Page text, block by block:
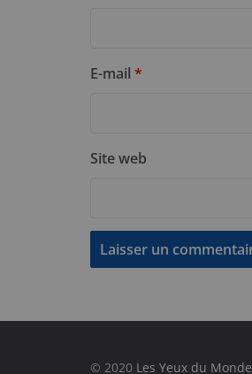
E-mail *
Site web
© 2020 Les Yeux du Monde